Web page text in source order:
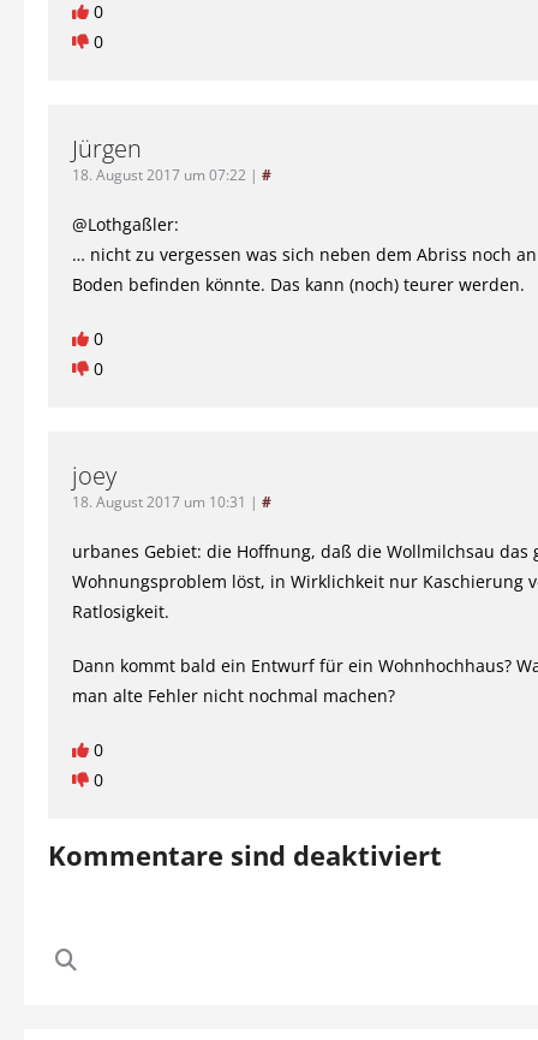
0
0
Jürgen
18. August 2017 um 07:22 | #
@Lothgaßler:
… nicht zu vergessen was sich neben dem Abriss noch
Boden befinden könnte. Das kann (noch) teurer werden.
0
0
joey
18. August 2017 um 10:31 | #
urbanes Gebiet: die Hoffnung, daß die Wollmilchsau das
Wohnungsproblem löst, in Wirklichkeit nur Kaschierung
Ratlosigkeit.
Dann kommt bald ein Entwurf für ein Wohnhochhaus?
man alte Fehler nicht nochmal machen?
0
0
Kommentare sind deaktiviert